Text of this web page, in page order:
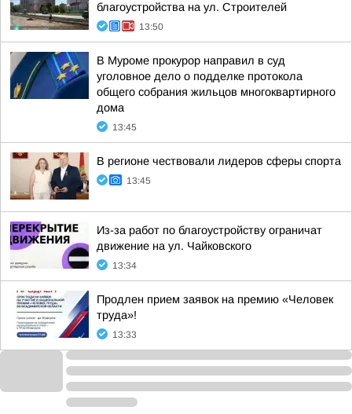
благоустройства на ул. Строителей
13:50
В Муроме прокурор направил в суд
уголовное дело о подделке протокола
общего собрания жильцов многоквартирного
дома
13:45
В регионе чествовали лидеров сферы спорта
13:45
Из-за работ по благоустройству ограничат
движение на ул. Чайковского
13:34
Продлен прием заявок на премию «Человек
труда»!
13:33